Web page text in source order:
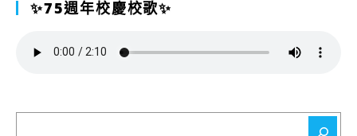
✨75週年校慶校歌✨